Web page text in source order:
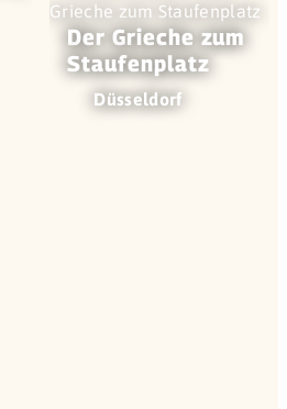
Der Grieche zum
Staufen­platz
Düsseldorf